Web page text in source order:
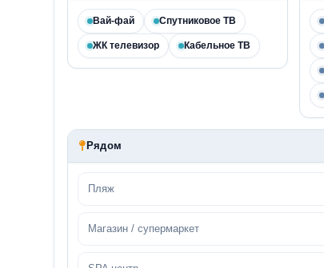
Вай-фай Спутниковое ТВ
ЖК телевизор Кабельное ТВ
Рядом
Пляж
Магазин / супермаркет